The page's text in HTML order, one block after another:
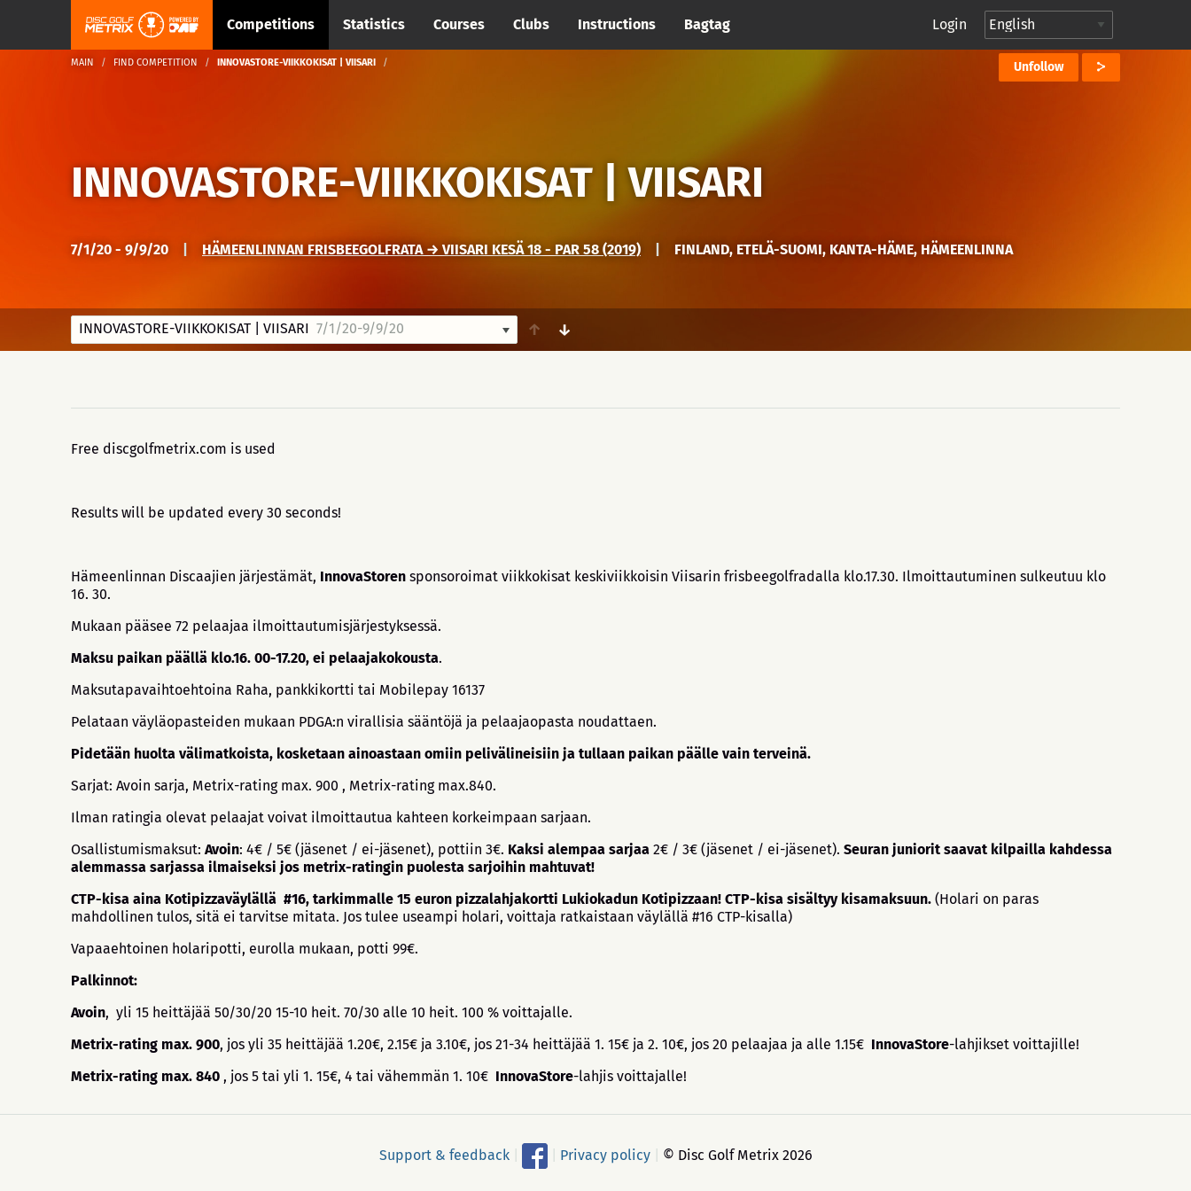
Competitions Statistics Courses Clubs Instructions Bagtag Login
MAIN FIND COMPETITION INNOVASTORE-VIIKKOKISAT | VIISARI Unfollow
INNOVASTORE-VIIKKOKISAT | VIISARI
7/1/20 - 9/9/20 HÄMEENLINNAN FRISBEEGOLFRATA → VIISARI KESÄ 18 - PAR 58 (2019) FINLAND, ETELÄ-SUOMI, KANTA-HÄME, HÄMEENLINNA
INNOVASTORE-VIIKKOKISAT | VIISARI 7/1/20-9/9/20 ↑ ↓
Free discgolfmetrix.com is used
Results will be updated every 30 seconds!
Hämeenlinnan Discaajien järjestämät, InnovaStoren sponsoroimat viikkokisat keskiviikkoisin Viisarin frisbeegolfradalla klo.17.30. Ilmoittautuminen sulkeutuu klo
16. 30.
Mukaan pääsee 72 pelaajaa ilmoittautumisjärjestyksessä.
Maksu paikan päällä klo.16. 00-17.20, ei pelaajakokousta.
Maksutapavaihtoehtoina Raha, pankkikortti tai Mobilepay 16137
Pelataan väyläopasteiden mukaan PDGA:n virallisia sääntöjä ja pelaajaopasta noudattaen.
Pidetään huolta välimatkoista, kosketaan ainoastaan omiin pelivälineisiin ja tullaan paikan päälle vain terveinä.
Sarjat: Avoin sarja, Metrix-rating max. 900 , Metrix-rating max.840.
Ilman ratingia olevat pelaajat voivat ilmoittautua kahteen korkeimpaan sarjaan.
Osallistumismaksut: Avoin: 4€ / 5€ (jäsenet / ei-jäsenet), pottiin 3€. Kaksi alempaa sarjaa 2€ / 3€ (jäsenet / ei-jäsenet). Seuran juniorit saavat kilpailla kahdessa
alemmassa sarjassa ilmaiseksi jos metrix-ratingin puolesta sarjoihin mahtuvat!
CTP-kisa aina Kotipizzaväylällä #16, tarkimmalle 15 euron pizzalahjakortti Lukiokadun Kotipizzaan! CTP-kisa sisältyy kisamaksuun. (Holari on paras
mahdollinen tulos, sitä ei tarvitse mitata. Jos tulee useampi holari, voittaja ratkaistaan väylällä #16 CTP-kisalla)
Vapaaehtoinen holaripotti, eurolla mukaan, potti 99€.
Palkinnot:
Avoin, yli 15 heittäjää 50/30/20 15-10 heit. 70/30 alle 10 heit. 100 % voittajalle.
Metrix-rating max. 900, jos yli 35 heittäjää 1.20€, 2.15€ ja 3.10€, jos 21-34 heittäjää 1. 15€ ja 2. 10€, jos 20 pelaajaa ja alle 1.15€ InnovaStore-lahjikset voittajille!
Metrix-rating max. 840 , jos 5 tai yli 1. 15€, 4 tai vähemmän 1. 10€ InnovaStore-lahjis voittajalle!
Support & feedback Privacy policy © Disc Golf Metrix 2026